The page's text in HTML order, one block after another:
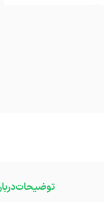
توضیحات